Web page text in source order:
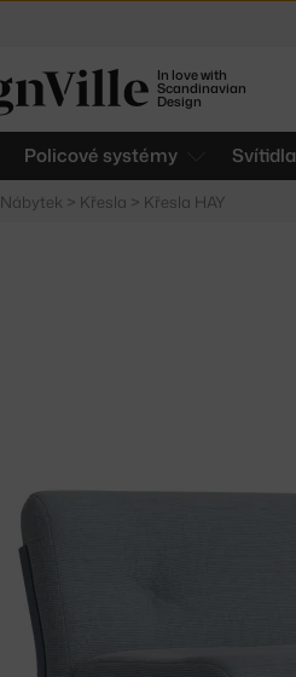
In love with
Scandinavian
Design
Policové systémy Svítidla
Nábytek > Křesla > Křesla HAY